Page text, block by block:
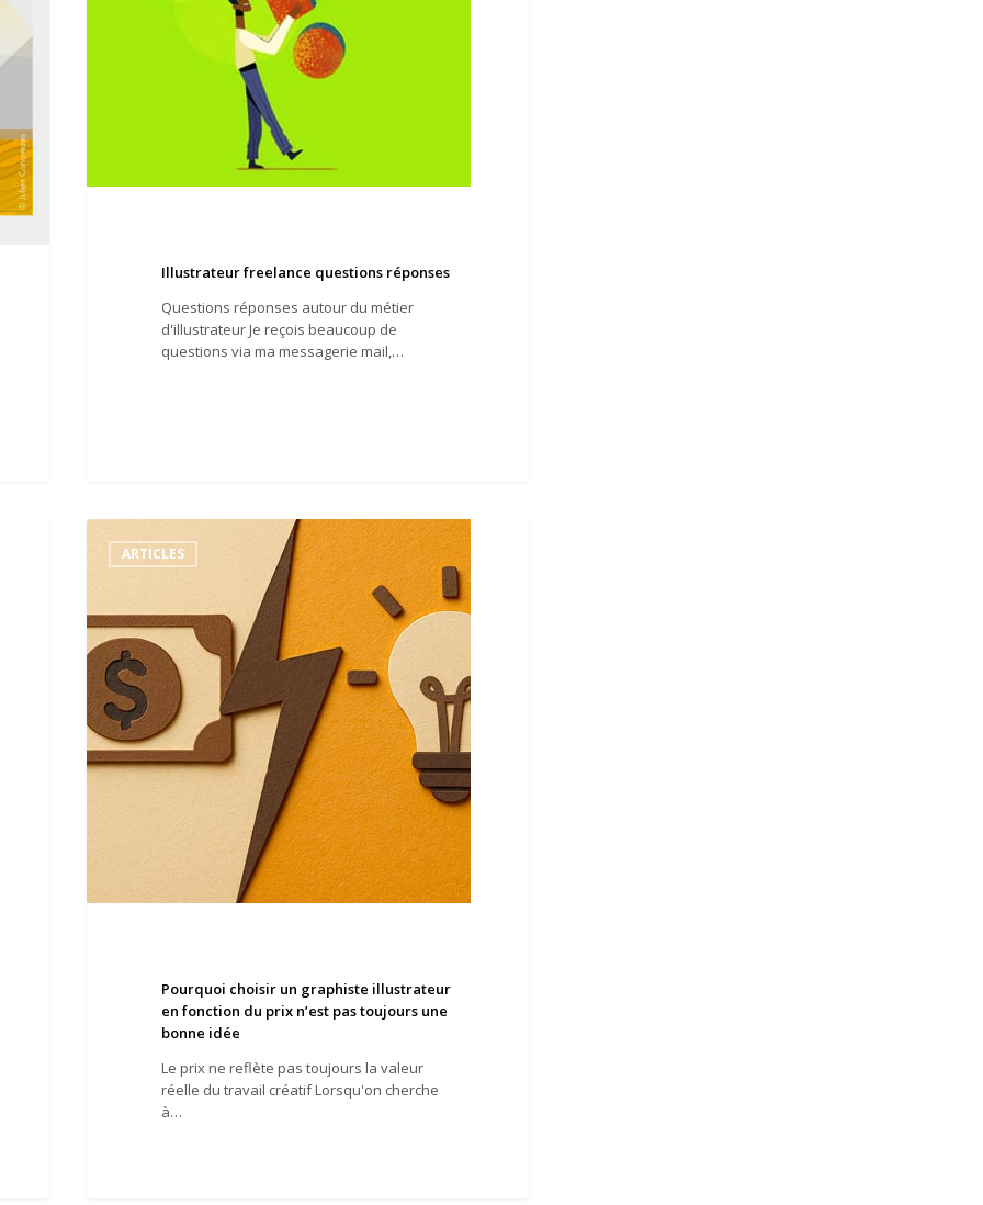
Illustrateur freelance questions réponses
Questions réponses autour du métier
d'illustrateur Je reçois beaucoup de
questions via ma messagerie mail,…
choisir
illustrateur
en
fonction
prix
n’est
pas
toujours
ARTICLES
Pourquoi choisir un graphiste illustrateur
en fonction du prix n’est pas toujours une
bonne idée
Le prix ne reflète pas toujours la valeur
réelle du travail créatif Lorsqu'on cherche
à…